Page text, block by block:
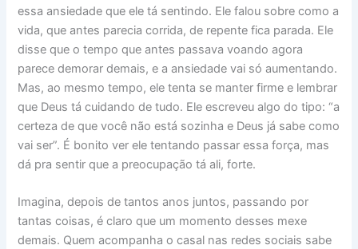
essa ansiedade que ele tá sentindo. Ele falou sobre como a
vida, que antes parecia corrida, de repente fica parada. Ele
disse que o tempo que antes passava voando agora
parece demorar demais, e a ansiedade vai só aumentando.
Mas, ao mesmo tempo, ele tenta se manter firme e lembrar
que Deus tá cuidando de tudo. Ele escreveu algo do tipo: “a
certeza de que você não está sozinha e Deus já sabe como
vai ser”. É bonito ver ele tentando passar essa força, mas
dá pra sentir que a preocupação tá ali, forte.
Imagina, depois de tantos anos juntos, passando por
tantas coisas, é claro que um momento desses mexe
demais. Quem acompanha o casal nas redes sociais sabe